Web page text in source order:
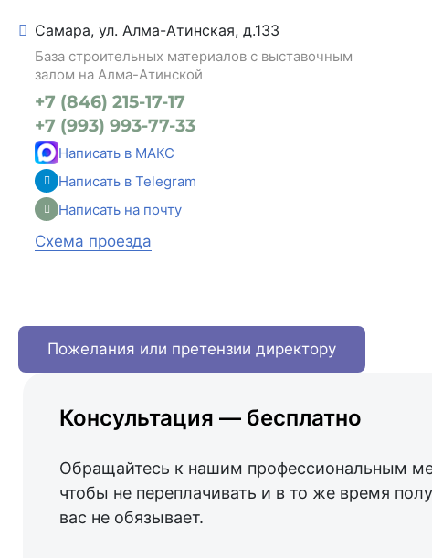
Самара, ул. Алма-Атинская, д.133
База строительных материалов с выставочным
залом на Алма-Атинской
+7 (846) 215-17-17
+7 (993) 993-77-33
Написать в МАКС
Написать в Telegram
Написать на почту
Схема проезда
Пожелания или претензии директору
Консультация — бесплатно
Обращайтесь к нашим профессиональным
чтобы не переплачивать и в то же время
вас не обязывает.